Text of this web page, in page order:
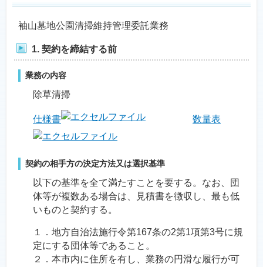
袖山墓地公園清掃維持管理委託業務
1. 契約を締結する前
業務の内容
除草清掃
仕様書 数量表
契約の相手方の決定方法又は選択基準
以下の基準を全て満たすことを要する。なお、団
体等が複数ある場合は、見積書を徴収し、最も低
いものと契約する。
１．地方自治法施行令第167条の2第1項第3号に規
定にする団体等であること。
２．本市内に住所を有し、業務の円滑な履行が可